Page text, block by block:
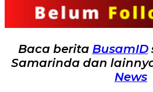
Baca berita BusamID
Samarinda dan
News